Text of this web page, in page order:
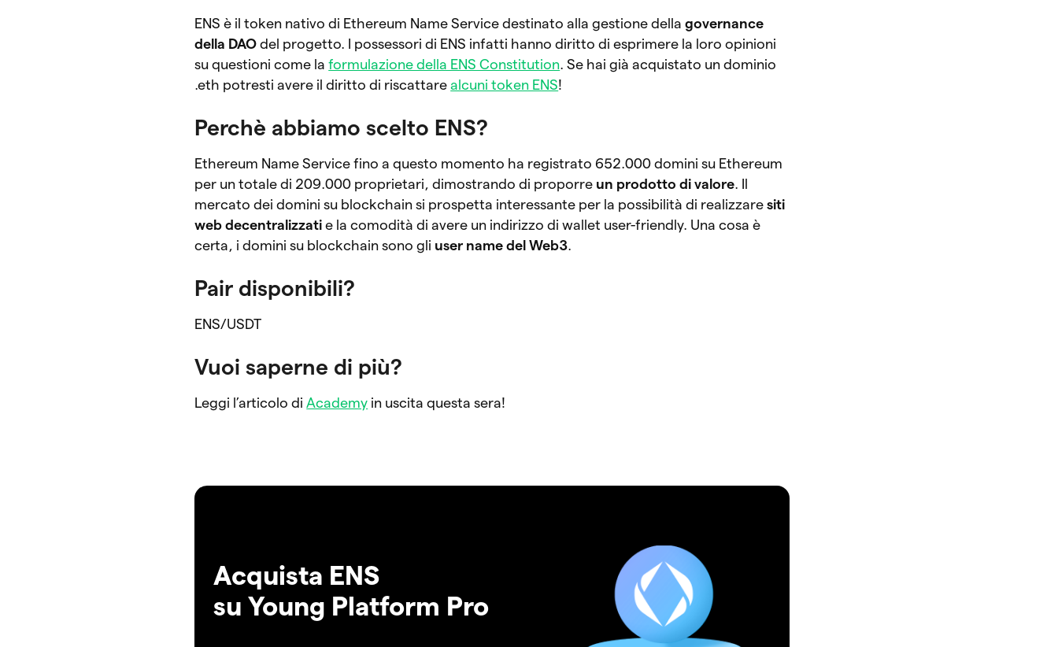
ENS è il token nativo di Ethereum Name Service destinato alla gestione dellagovernance
della DAO del progetto. I possessori di ENS infatti hanno diritto di esprimere la loro opinioni
su questioni come laformulazione della ENS Constitution . Se hai già acquistato un dominio
.eth potresti avere il diritto di riscattarealcuni token ENS!
Perchè abbiamo scelto ENS?
Ethereum Name Service fino a questo momento ha registrato 652.000 domini su Ethereum
per un totale di 209.000 proprietari, dimostrando di proporre un prodotto di valore . Il
mercato dei domini su blockchain si prospetta interessante per la possibilità di realizzaresiti
web decentralizzati e la comodità di avere un indirizzo di wallet user-friendly. Una cosa è
certa, i domini su blockchain sono gli user name del Web3
Pair disponibili?
ENS/USDT
Vuoi saperne di più?
Leggi l’articolo di Academy in uscita questa sera!
Acquista ENS
su Young Platform Pro